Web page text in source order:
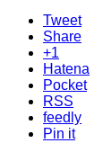
Tweet
Share
+1
Hatena
Pocket
RSS
feedly
Pin it